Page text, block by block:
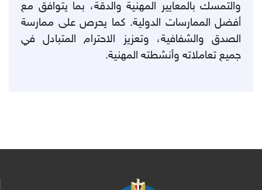
والتمسك بالمعايير المهنية والدقة، بما يتوافق مع
أفضل الممارسات الدولية. كما يحرص على ممارسة
الصدق والشفافية، وتعزيز الاحترام المتبادل في
جميع تعاملاته وأنشطته المهنية.